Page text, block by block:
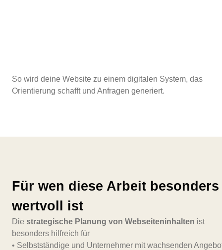
So wird deine Website zu einem digitalen System, das
Orientierung schafft und Anfragen generiert.
Für wen diese Arbeit besonders
wertvoll ist
Die strategische Planung von Webseiteninhalten ist
besonders hilfreich für
• Selbstständige und Unternehmer mit wachsenden